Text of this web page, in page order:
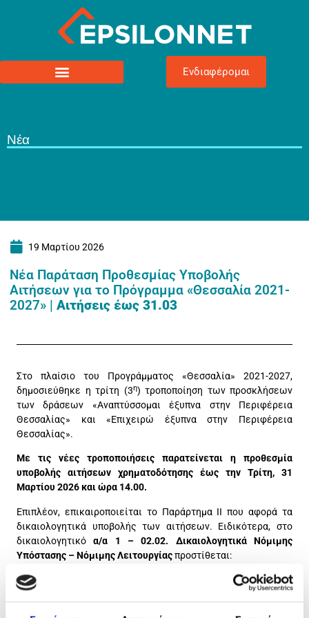
Ενδιαφέρομαι
Νέα
19 Μαρτίου 2026
Νέα Παράταση Προθεσμίας Υποβολής
Αιτήσεων για το Πρόγραμμα «Θεσσαλία 2021-
2027» | Αιτήσεις έως 31.03
Στο πλαίσιο του Προγράμματος «Θεσσαλία» 2021-2027,
δημοσιεύθηκε η τρίτη (3η) τροποποίηση των προσκλήσεων
των δράσεων «Αναπτύσσομαι έξυπνα στην Περιφέρεια
Θεσσαλίας» και «Επιχειρώ έξυπνα στην Περιφέρεια
Θεσσαλίας».
Με τις νέες τροποποιήσεις παρατείνεται η προθεσμία
υποβολής αιτήσεων χρηματοδότησης έως την Τρίτη, 31
Μαρτίου 2026 και ώρα 14.00.
Επιπλέον, επικαιροποιείται το Παράρτημα ΙΙ που αφορά τα
δικαιολογητικά υποβολής των αιτήσεων. Ειδικότερα, στο
δικαιολογητικόα/α 1 – 02.02. Δικαιολογητικά Νόμιμης
Υπόστασης – Νόμιμης Λειτουργίαςπροστίθεται:
Για τις επιχειρήσεις που υποβάλλουν αίτηση χρηματοδότησης
κατόπιν της επομένης της ημερομηνίας δημοσίευσης της